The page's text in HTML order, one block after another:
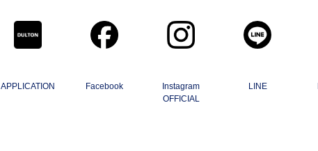
APPLICATION Facebook
Instagram
OFFICIAL
LINE